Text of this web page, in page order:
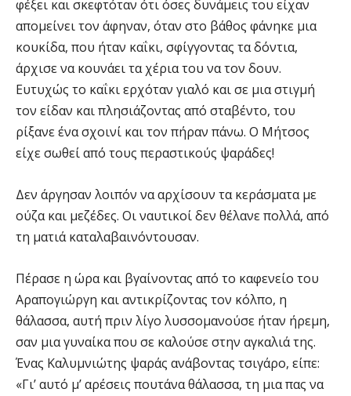
φέξει και σκεφτόταν ότι όσες δυνάμεις του είχαν
απομείνει τον άφηναν, όταν στο βάθος φάνηκε μια
κουκίδα, που ήταν καΐκι, σφίγγοντας τα δόντια,
άρχισε να κουνάει τα χέρια του να τον δουν.
Ευτυχώς το καΐκι ερχόταν γιαλό και σε μια στιγμή
τον είδαν και πλησιάζοντας από σταβέντο, του
ρίξανε ένα σχοινί και τον πήραν πάνω. Ο Μήτσος
είχε σωθεί από τους περαστικούς ψαράδες!
Δεν άργησαν λοιπόν να αρχίσουν τα κεράσματα με
ούζα και μεζέδες. Οι ναυτικοί δεν θέλανε πολλά, από
τη ματιά καταλαβαινόντουσαν.
Πέρασε η ώρα και βγαίνοντας από το καφενείο του
Αραπογιώργη και αντικρίζοντας τον κόλπο, η
θάλασσα, αυτή πριν λίγο λυσσομανούσε ήταν ήρεμη,
σαν μια γυναίκα που σε καλούσε στην αγκαλιά της.
Ένας Καλυμνιώτης ψαράς ανάβοντας τσιγάρο, είπε:
«Γι’ αυτό μ’ αρέσεις πουτάνα θάλασσα, τη μια πας να